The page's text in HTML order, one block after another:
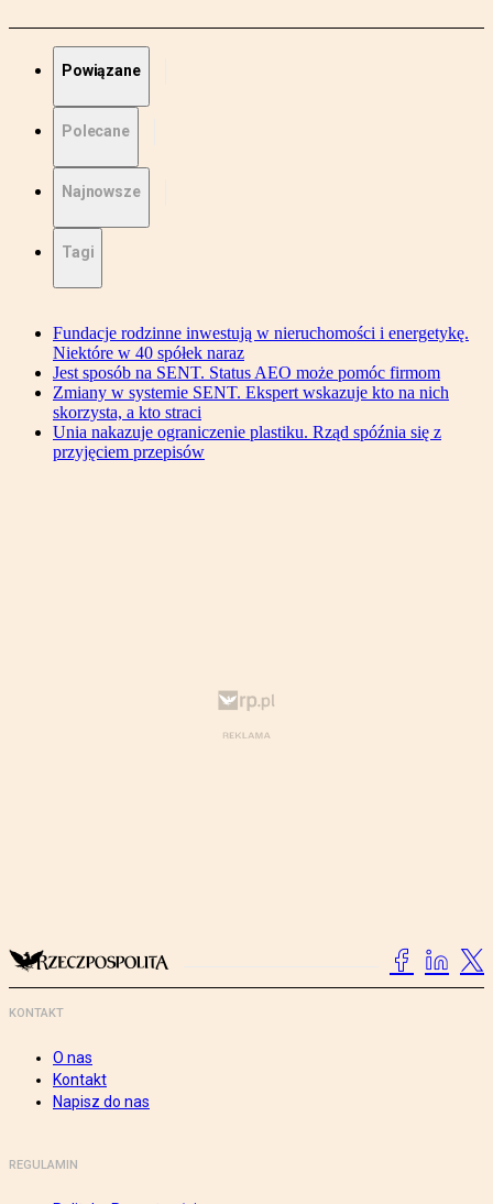
Powiązane
Polecane
Najnowsze
Tagi
Fundacje rodzinne inwestują w nieruchomości i energetykę.
Niektóre w 40 spółek naraz
Jest sposób na SENT. Status AEO może pomóc firmom
Zmiany w systemie SENT. Ekspert wskazuje kto na nich
skorzysta, a kto straci
Unia nakazuje ograniczenie plastiku. Rząd spóźnia się z
przyjęciem przepisów
KONTAKT
O nas
Kontakt
Napisz do nas
REGULAMIN